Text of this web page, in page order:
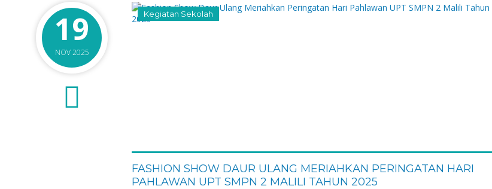
19
NOV 2025
Kegiatan Sekolah
FASHION SHOW DAUR ULANG MERIAHKAN PERINGATAN HARI
PAHLAWAN UPT SMPN 2 MALILI TAHUN 2025